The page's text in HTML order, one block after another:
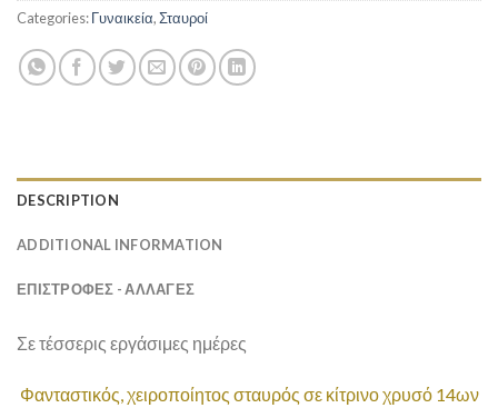
Categories:Γυναικεία,Σταυροί
DESCRIPTION
ADDITIONAL INFORMATION
ΕΠΙΣΤΡΟΦΕΣ - ΑΛΛΑΓΕΣ
Σε τέσσερις εργάσιμες ημέρες
Φανταστικός, χειροποίητος σταυρός σε κίτρινο χρυσό 14ων